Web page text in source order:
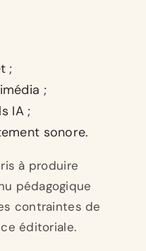
;
;
IA ;
sonore.
à produire
pédagogique
contraintes de
éditoriale.